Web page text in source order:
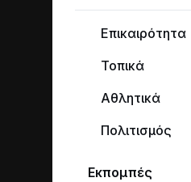
Επικαιρότητα
Τοπικά
Αθλητικά
Πολιτισμός
Εκπομπές